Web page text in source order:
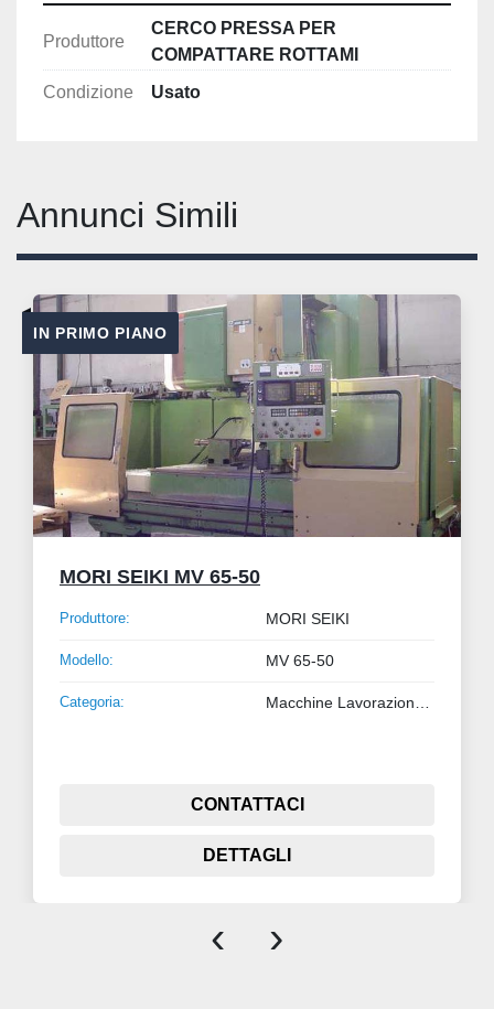
Produttore
CERCO PRESSA PER
COMPATTARE ROTTAMI
Condizione
Usato
Annunci Simili
IN PRIMO PIANO
MORI SEIKI MV 65-50
Produttore: MORI SEIKI
Modello: MV 65-50
Categoria:
CONTATTACI
DETTAGLI
‹ ›